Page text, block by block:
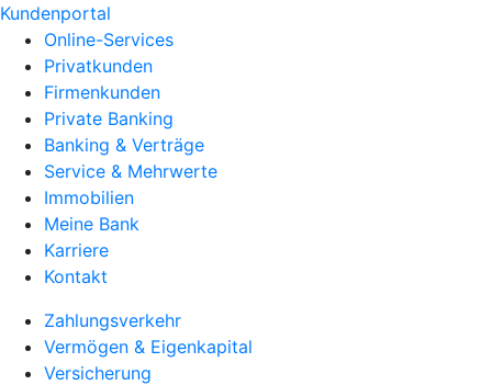
Kundenportal
Online-Services
Privatkunden
Firmenkunden
Private Banking
Banking & Verträge
Service & Mehrwerte
Immobilien
Meine Bank
Karriere
Kontakt
Zahlungsverkehr
Vermögen & Eigenkapital
Versicherung